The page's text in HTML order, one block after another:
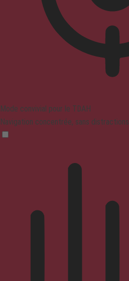
Mode convivial pour le TDAH
Navigation concentrée, sans distractions